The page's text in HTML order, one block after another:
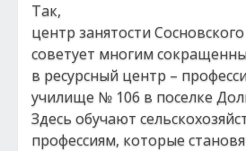
Так,
центр занятости
советует многим
в ресурсный центр –
училище № 106 в поселке
Здесь обучают
профессиям, которые